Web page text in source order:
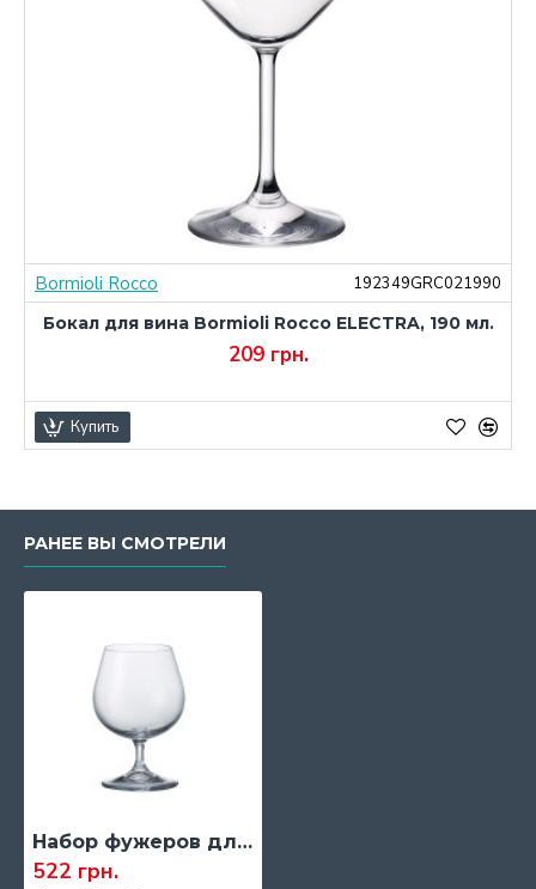
Bormioli Rocco
192349GRC021990
Бокал для вина Bormioli Rocco ELECTRA, 190 мл.
209 грн.
Купить
РАНЕЕ ВЫ СМОТРЕЛИ
Набор фужеров для коньяка Bohemia Klara, 400 мл., 6 шт. (6319)
522 грн.